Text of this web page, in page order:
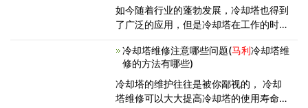
良研、金日、斯频德、荏原、
如今随着行业的蓬勃发展，冷却塔也得到
了广泛的应用，但是冷却塔在工作的时候
会发出一定的噪音，会给大家带来很多不
便，那么有什么解决办法呢? 冷却塔? 有
噪音影响吗? 下面马利
大家介绍冷却塔噪音解决方案
冷却塔维修注意哪些问题(马利冷却塔维
修的方法有哪些)
冷却塔的维护往往是被你鄙视的， 冷却
塔维修可以大大提高冷却塔的使用寿命，